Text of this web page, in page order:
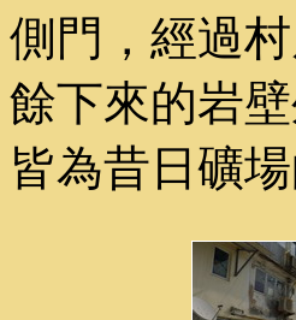
側門，經過
餘下來的岩
皆為昔日礦場